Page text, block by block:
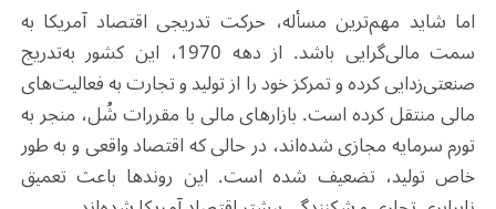
اما شاید مهم‌ترین مسأله، حرکت تدریجی اقتصاد آمریکا به
سمت مالی‌گرایی باشد. از دهه 1970، این کشور به‌تدریج
صنعتی‌زدایی کرده و تمرکز خود را از تولید و تجارت به فعالیت‌های
مالی منتقل کرده است. بازارهای مالی با مقررات شُل، منجر به
تورم سرمایه مجازی شده‌اند، در حالی که اقتصاد واقعی و به طور
خاص تولید، تضعیف شده است. این روندها باعث تعمیق